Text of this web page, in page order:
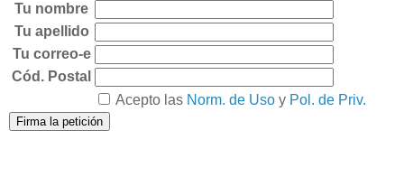
Tu nombre
Tu apellido
Tu correo-e
Cód. Postal
Acepto las Norm. de Uso y Pol. de Priv.